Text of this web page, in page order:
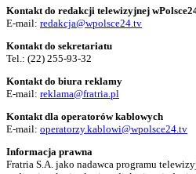
Kontakt do redakcji telewizyjnej
E-mail: redakcja@wpolsce24.tv
Kontakt do sekretariatu
Tel.: (22) 255-93-32
Kontakt do biura reklamy
E-mail: reklama@fratria.pl
Kontakt dla operatorów kablowych
E-mail: operatorzy.kablowi@wpolsce24.tv
Informacja prawna
Fratria S.A. jako nadawca programu